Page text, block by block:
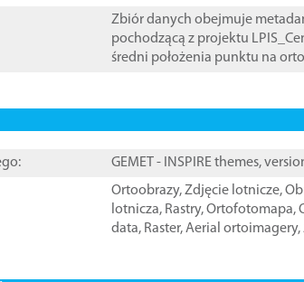
Zbiór danych obejmuje
pochodzącą z projektu
średni położenia punktu na
GEMET - INSPIRE themes,
Ortoobrazy,Zdjęcie lotnicze,
lotnicza, Rastry,Ortofotomapa,
data, Raster,Aerial ortoimagery,